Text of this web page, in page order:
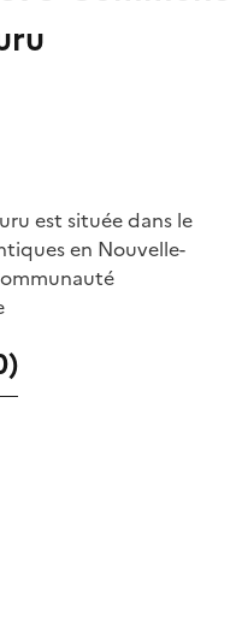
est située dans le
en Nouvelle-
)